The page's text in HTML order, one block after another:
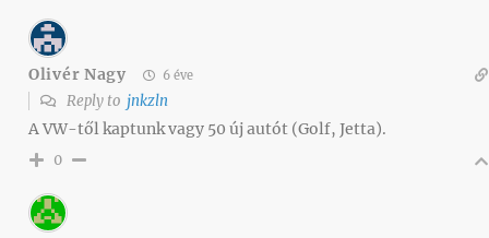
Olivér Nagy 6 éve
Reply to jnkzln
A VW-től kaptunk vagy 50 új autót (Golf, Jetta).
0